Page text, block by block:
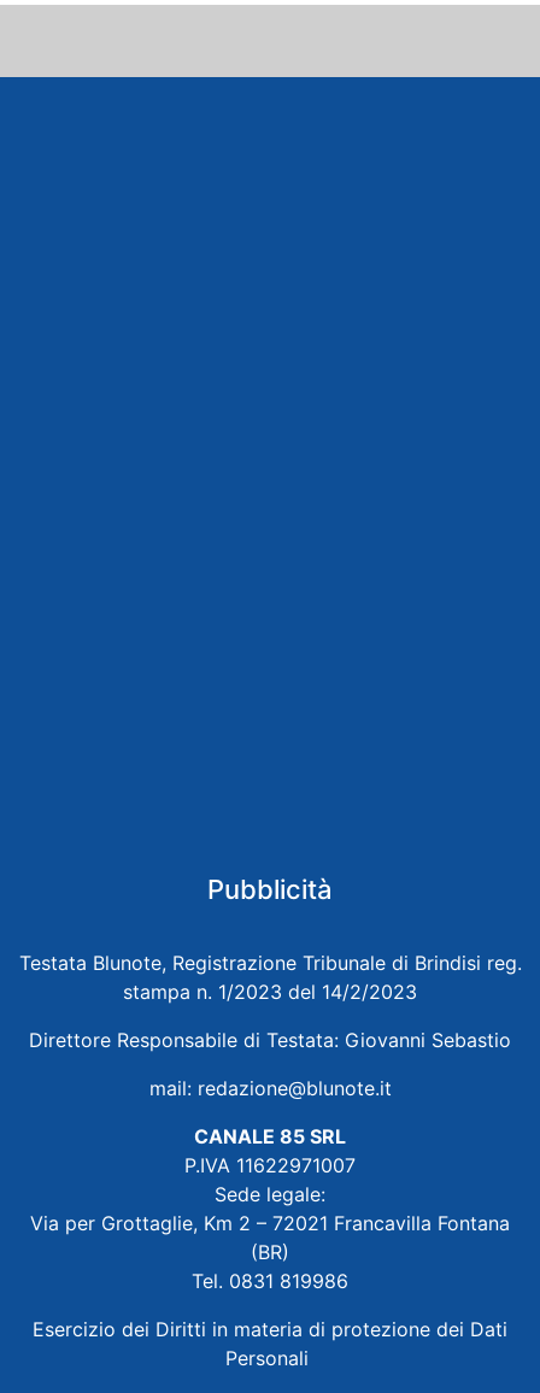
Pubblicità
Testata Blunote, Registrazione Tribunale di Brindisi reg.
stampa n. 1/2023 del 14/2/2023
Direttore Responsabile di Testata: Giovanni Sebastio
mail: redazione@blunote.it
CANALE 85 SRL
P.IVA 11622971007
Sede legale:
Via per Grottaglie, Km 2 – 72021 Francavilla Fontana
(BR)
Tel. 0831 819986
Esercizio dei Diritti in materia di protezione dei Dati
Personali